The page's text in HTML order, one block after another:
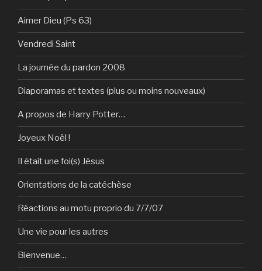
Aimer Dieu (Ps 63)
Vendredi Saint
La journée du pardon 2008
Diaporamas et textes (plus ou moins nouveaux)
A propos de Harry Potter…
Joyeux Noël !
Il était une foi(s) Jésus
Orientations de la catéchèse
Réactions au motu proprio du 7/7/07
Une vie pour les autres
Bienvenue…